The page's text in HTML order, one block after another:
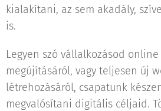
kialakítani, az sem akadály,
is.
Legyen szó vállalkozásod
megújításáról, vagy teljesen új
létrehozásáról, csapatunk
megvalósítani digitális céljaid.